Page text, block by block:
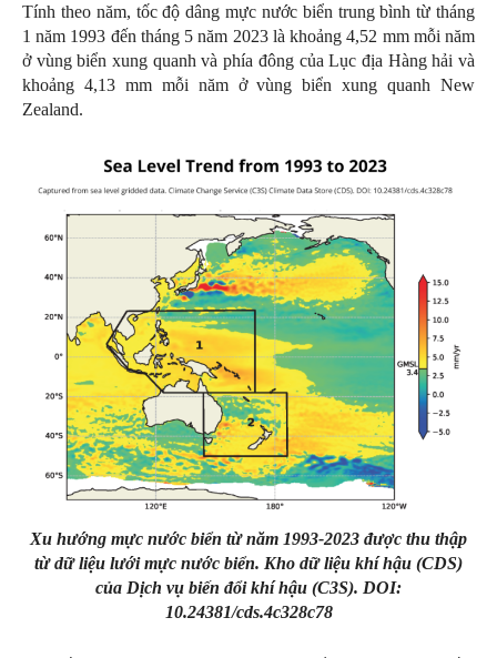
Tính theo năm, tốc độ dâng mực nước biển trung bình từ tháng
1 năm 1993 đến tháng 5 năm 2023 là khoảng 4,52 mm mỗi năm
ở vùng biển xung quanh và phía đông của Lục địa Hàng hải và
khoảng 4,13 mm mỗi năm ở vùng biển xung quanh New
Zealand.
Xu hướng mực nước biển từ năm 1993-2023 được thu thập
từ dữ liệu lưới mực nước biển. Kho dữ liệu khí hậu (CDS)
của Dịch vụ biến đổi khí hậu (C3S). DOI:
10.24381/cds.4c328c78